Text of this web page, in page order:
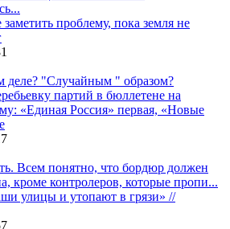
проблему, пока земля не
деле? "Случайным " образом?
партий в бюллетене на
«Единая Россия» первая, «Новые
Всем понятно, что бордюр должен
кроме контролеров, которые пропи...
улицы и утопают в грязи» //